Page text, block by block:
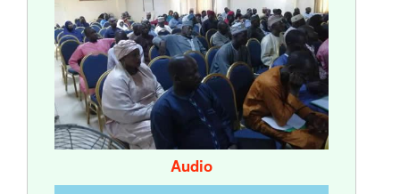
Audio